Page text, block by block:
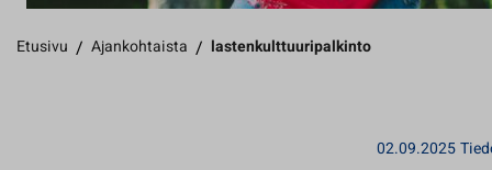
Etusivu / Ajankohtaista / lastenkulttuuripalkinto
02.09.2025